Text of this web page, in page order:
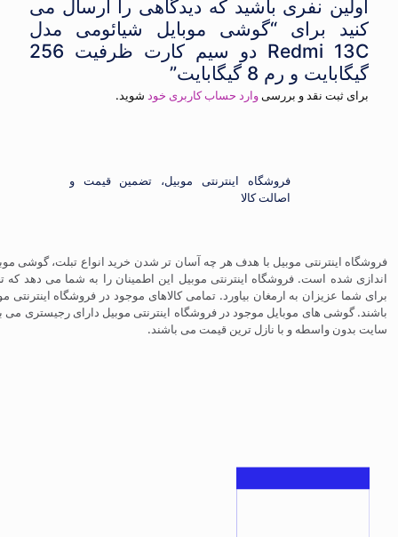
اولین نفری باشید که دیدگاهی را ارسال می
کنید برای “گوشی موبایل شیائومی مدل
Redmi 13C دو سیم‌ کارت ظرفیت 256
گیگابایت و رم 8 گیگابایت”
برای ثبت نقد و بررسی وارد حساب کاربری خود شوید.
فروشگاه اینترنتی موبیل، تضمین قیمت و
اصالت کالا
فروشگاه اینترنتی موبیل با هدف هر چه آسان تر شدن خرید انواع تبلت، گوشی
اندازی شده است. فروشگاه اینترنتی موبیل این اطمینان را به شما می دهد
برای شما عزیزان به ارمغان بیاورد. تمامی کالاهای موجود در فروشگاه اینترنتی
باشند. گوشی های موبایل موجود در فروشگاه اینترنتی موبیل دارای رجیستری می
سایت بدون واسطه و با نازل ترین قیمت می باشند.